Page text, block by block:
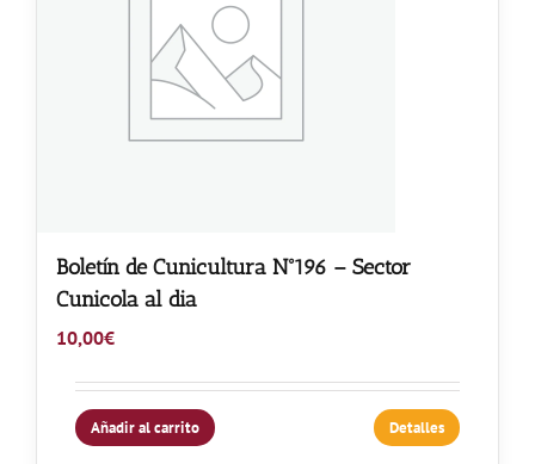
Boletín de Cunicultura Nº196 – Sector
Cunicola al dia
10,00€
Añadir al carrito Detalles